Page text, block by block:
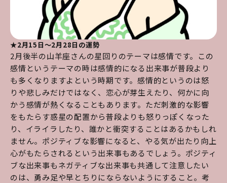
★2月15日～2月28日の運勢
2月後半の山羊座さんの星回りのテーマは感情です。この
感情というテーマの時は感情的になる出来事が普段より
も多くなりますよという時期です。感情的というのは怒
りや悲しみだけではなく、恋心が芽生えたり、何かに向
かう感情が熱くなることもあります。ただ刺激的な影響
をもたらす惑星の配置から普段よりも怒りっぽくなった
り、イライラしたり、誰かと衝突することはあるかもしれ
ません。ポジティブな影響になると、やる気が出たり向上
心がもたらされるという出来事もあるでしょう。ポジティ
ブな出来事もネガティブな出来事も共通して注意したい
のは、勇み足や早とちりにならないようにすること。考